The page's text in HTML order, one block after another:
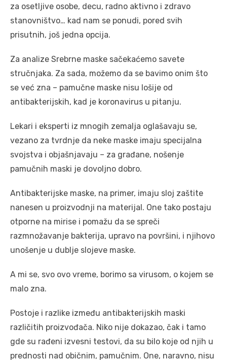
za osetljive osobe, decu, radno aktivno i zdravo
stanovništvo… kad nam se ponudi, pored svih
prisutnih, još jedna opcija.
Za analize Srebrne maske sačekaćemo savete
stručnjaka. Za sada, možemo da se bavimo onim što
se već zna – pamučne maske nisu lošije od
antibakterijskih, kad je koronavirus u pitanju.
Lekari i eksperti iz mnogih zemalja oglašavaju se,
vezano za tvrdnje da neke maske imaju specijalna
svojstva i objašnjavaju – za građane, nošenje
pamučnih maski je dovoljno dobro.
Antibakterijske maske, na primer, imaju sloj zaštite
nanesen u proizvodnji na materijal. One tako postaju
otporne na mirise i pomažu da se spreči
razmnožavanje bakterija, upravo na površini, i njihovo
unošenje u dublje slojeve maske.
A mi se, svo ovo vreme, borimo sa virusom, o kojem se
malo zna.
Postoje i razlike između antibakterijskih maski
različitih proizvođača. Niko nije dokazao, čak i tamo
gde su rađeni izvesni testovi, da su bilo koje od njih u
prednosti nad običnim, pamučnim. One, naravno, nisu